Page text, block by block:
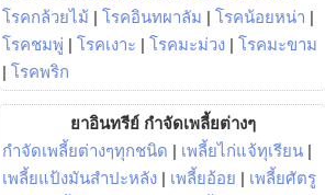
โรคกล้วยไม้ | โรคอินทผาลัม | โรคน้อยหน่า |
โรคชมพู่ | โรคเงาะ | โรคมะม่วง | โรคมะขาม
| โรคพริก
ยาอินทรีย์ กำจัดเพลี้ยต่างๆ
กำจัดเพลี้ยต่างๆทุกชนิด | เพลี้ยไก่แจ้ทุเรียน |
เพลี้ยแป้งมันสำปะหลัง | เพลี้ยอ้อย | เพลี้ยศัตรู